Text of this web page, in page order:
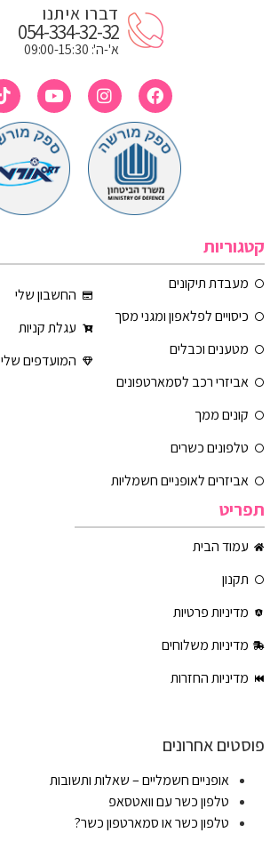
דברו איתנו
054-334-32-32
א'-ה': 09:00-15:30
קטגוריות
מעבדת תיקונים
כיסויים לפלאפון ומגני מסך
מטענים וכבלים
אביזרי רכב לסמארטפונים
קונים ממך
טלפונים כשרים
אביזרים לאופניים חשמליות
החשבון שלי
עגלת קניות
המועדפים שלי
תפריט
עמוד הבית
תקנון
מדיניות פרטיות
מדיניות משלוחים
מדיניות החזרות
פוסטים אחרונים
אופניים חשמליים – שאלות ותשובות
טלפון כשר עם וואטסאפ
טלפון כשר או סמארטפון כשר?